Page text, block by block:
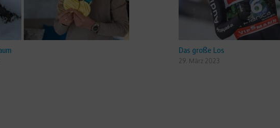
Das große Los
29. März 2023